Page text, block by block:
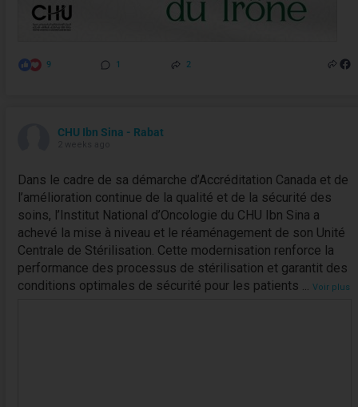
9 1 2
CHU Ibn Sina - Rabat
Dans le cadre de sa démarche d’Accréditation Canada et de
l’amélioration continue de la qualité et de la sécurité des
soins, l’Institut National d’Oncologie du CHU Ibn Sina a
achevé la mise à niveau et le réaménagement de son Unité
Centrale de Stérilisation. Cette modernisation renforce la
performance des processus de stérilisation et garantit des
conditions optimales de sécurité pour les patients ... Voir plus